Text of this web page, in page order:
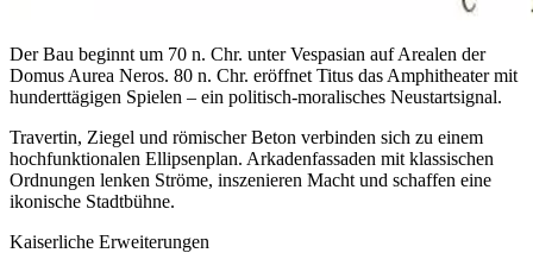
Der Bau beginnt um 70 n. Chr. unter Vespasian auf Arealen der
Domus Aurea Neros. 80 n. Chr. eröffnet Titus das Amphitheater mit
hunderttägigen Spielen – ein politisch-moralisches Neustartsignal.
Travertin, Ziegel und römischer Beton verbinden sich zu einem
hochfunktionalen Ellipsenplan. Arkadenfassaden mit klassischen
Ordnungen lenken Ströme, inszenieren Macht und schaffen eine
ikonische Stadtbühne.
Kaiserliche Erweiterungen